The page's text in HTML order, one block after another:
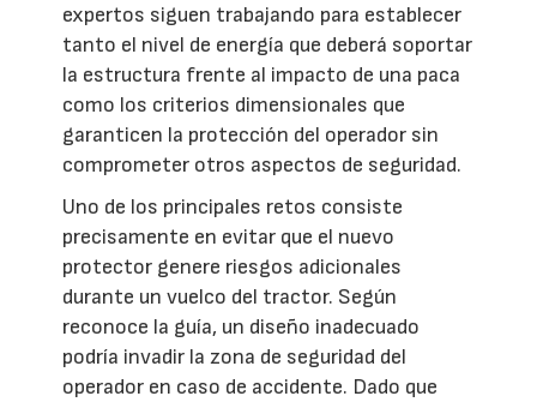
expertos siguen trabajando para establecer
tanto el nivel de energía que deberá soportar
la estructura frente al impacto de una paca
como los criterios dimensionales que
garanticen la protección del operador sin
comprometer otros aspectos de seguridad.
Uno de los principales retos consiste
precisamente en evitar que el nuevo
protector genere riesgos adicionales
durante un vuelco del tractor. Según
reconoce la guía, un diseño inadecuado
podría invadir la zona de seguridad del
operador en caso de accidente. Dado que